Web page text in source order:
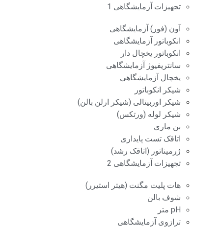
تجهیزات آزمایشگاهی 1
آون (فور) آزمایشگاهی
انکوباتور آزمایشگاهی
انکوباتور یخچال دار
سانتریفیوژ آزمایشگاهی
یخچال آزمایشگاهی
شیکر انکوباتور
شیکر اوربیتالی (شیکر ارلن بالن)
شیکر لوله (ورتکس)
بن ماری
اتاقک تست پایداری
ژرمیناتور (اتاقک رشد)
تجهیزات آزمایشگاهی 2
هات پلیت مگنت (هیتر استیرر)
شوف بالن
pH متر
ترازوی آزمایشگاهی